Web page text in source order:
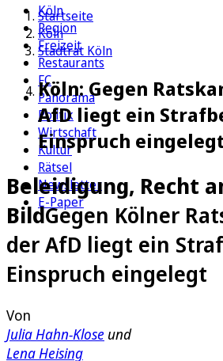
Köln
Region
Freizeit
Restaurants
FC
Panorama
Politik
Wirtschaft
Kultur
Rätsel
Newsletter
E-Paper
Startseite
Köln
Stadtrat Köln
Köln: Gegen
AfD liegt ein
Einspruch
Beleidigung, Recht
BildGegen Kölner
der AfD liegt ein
Einspruch eingelegt
Von
Julia Hahn-Klose und
Lena Heising